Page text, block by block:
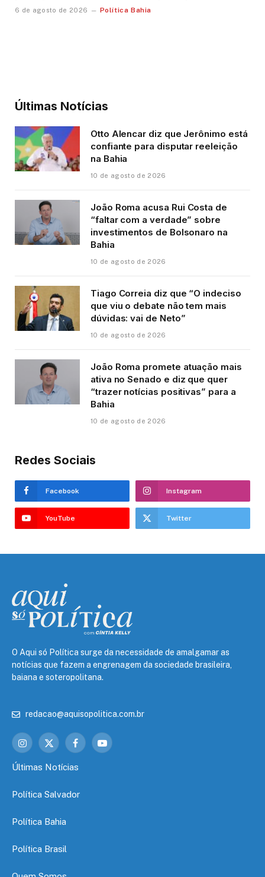
6 de agosto de 2026 Política Bahia
Últimas Notícias
Otto Alencar diz que Jerônimo está
confiante para disputar reeleição
na Bahia
10 de agosto de 2026
João Roma acusa Rui Costa de
“faltar com a verdade” sobre
investimentos de Bolsonaro na
Bahia
10 de agosto de 2026
Tiago Correia diz que “O indeciso
que viu o debate não tem mais
dúvidas: vai de Neto”
10 de agosto de 2026
João Roma promete atuação mais
ativa no Senado e diz que quer
“trazer notícias positivas” para a
Bahia
10 de agosto de 2026
Redes Sociais
Facebook Instagram
YouTube Twitter
O Aqui só Política surge da necessidade de amalgamar as
notícias que fazem a engrenagem da sociedade brasileira,
baiana e soteropolitana.
redacao@aquisopolitica.com.br
Instagram
X
FacebookYouTube
Últimas Notícias
Política Salvador
Política Bahia
Política Brasil